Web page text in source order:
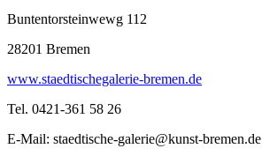
Buntentorsteinwewg 112
28201 Bremen
www.staedtischegalerie-bremen.de
Tel. 0421-361 58 26
E-Mail: staedtische-galerie@kunst-bremen.de